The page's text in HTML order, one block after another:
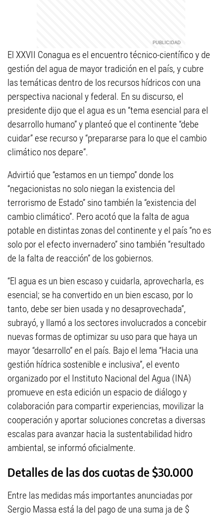
El XXVII Conagua es el encuentro técnico-científico y de
gestión del agua de mayor tradición en el país, y cubre
las temáticas dentro de los recursos hídricos con una
perspectiva nacional y federal. En su discurso, el
presidente dijo que el agua es un “tema esencial para el
desarrollo humano” y planteó que el continente “debe
cuidar” ese recurso y “prepararse para lo que el cambio
climático nos depare”.
Advirtió que “estamos en un tiempo” donde los
“negacionistas no solo niegan la existencia del
terrorismo de Estado” sino también la “existencia del
cambio climático”. Pero acotó que la falta de agua
potable en distintas zonas del continente y el país “no es
solo por el efecto invernadero” sino también “resultado
de la falta de reacción” de los gobiernos.
“El agua es un bien escaso y cuidarla, aprovecharla, es
esencial; se ha convertido en un bien escaso, por lo
tanto, debe ser bien usada y no desaprovechada”,
subrayó, y llamó a los sectores involucrados a concebir
nuevas formas de optimizar su uso para que haya un
mayor “desarrollo” en el país. Bajo el lema “Hacia una
gestión hídrica sostenible e inclusiva”, el evento
organizado por el Instituto Nacional del Agua (INA)
promueve en esta edición un espacio de diálogo y
colaboración para compartir experiencias, movilizar la
cooperación y aportar soluciones concretas a diversas
escalas para avanzar hacia la sustentabilidad hidro
ambiental, se informó oficialmente.
Detalles de las dos cuotas de $30.000
Entre las medidas más importantes anunciadas por
Sergio Massa está la del pago de una suma ja de $